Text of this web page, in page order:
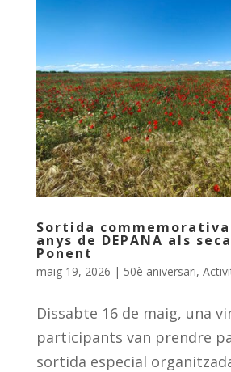
Sortida commemorativa
anys de DEPANA als
Ponent
maig 19, 2026 | 50è aniversari,
Dissabte 16 de maig, una
participants van prendre
sortida especial